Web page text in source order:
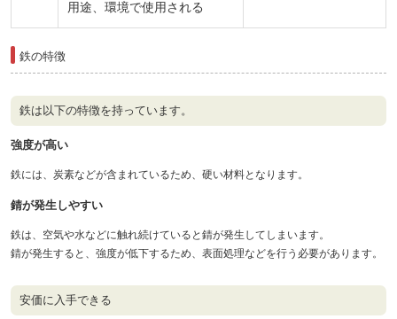
用途、環境で使用される
鉄の特徴
鉄は以下の特徴を持っています。
強度が高い
鉄には、炭素などが含まれているため、硬い材料となります。
錆が発生しやすい
鉄は、空気や水などに触れ続けていると錆が発生してしまいます。
錆が発生すると、強度が低下するため、表面処理などを行う必要があります。
安価に入手できる